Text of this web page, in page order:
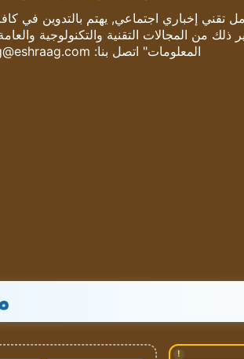
تقني إخباري اجتماعي, يهتم بالتدوين في
ذلك من المجالات التقنية والتكنولوجية
المعلومات" اتصل بنا:
!